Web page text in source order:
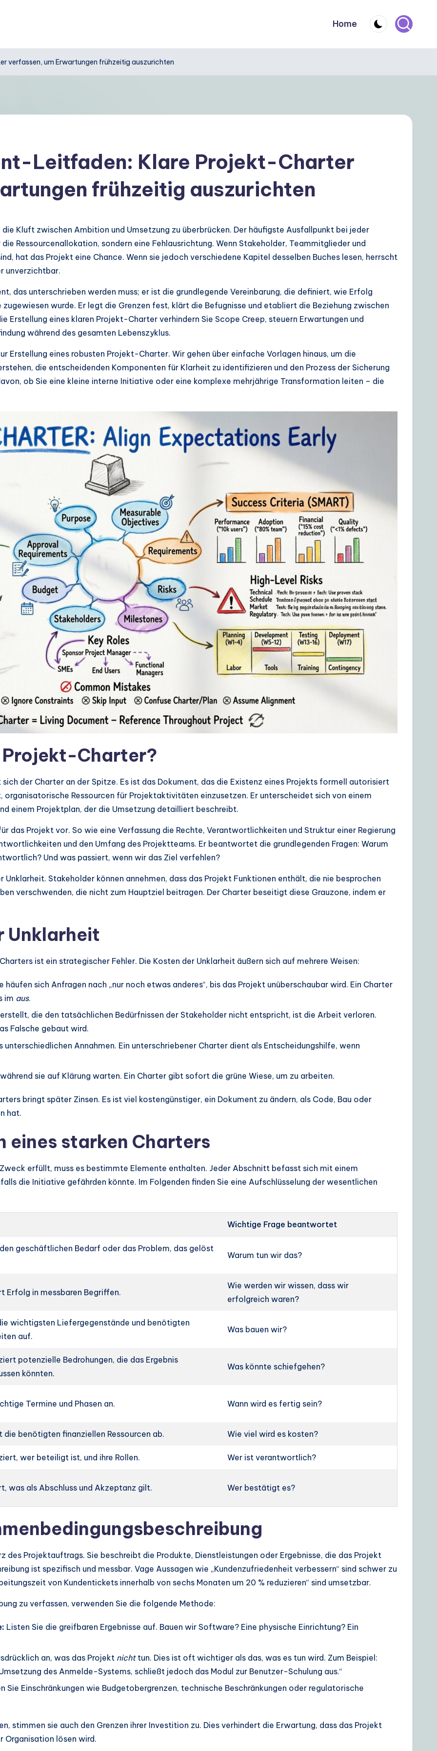
Home
verfassen, um Erwartungen frühzeitig auszurichten
Leitfaden: Klare Projekt-Charter
frühzeitig auszurichten
Kluft zwischen Ambition und Umsetzung zu überbrücken. Der häufigste Ausfallpunkt bei jeder
Ressourcenallokation, sondern eine Fehlausrichtung. Wenn Stakeholder, Teammitglieder und
hat das Projekt eine Chance. Wenn sie jedoch verschiedene Kapitel desselben Buches lesen, herrscht
unverzichtbar.
das unterschrieben werden muss; er ist die grundlegende Vereinbarung, die definiert, wie Erfolg
wurde. Er legt die Grenzen fest, klärt die Befugnisse und etabliert die Beziehung zwischen
Erstellung eines klaren Projekt-Charter verhindern Sie Scope Creep, steuern Erwartungen und
während des gesamten Lebenszyklus.
Erstellung eines robusten Projekt-Charter. Wir gehen über einfache Vorlagen hinaus, um die
die entscheidenden Komponenten für Klarheit zu identifizieren und den Prozess der Sicherung
ob Sie eine kleine interne Initiative oder eine komplexe mehrjährige Transformation leiten – die
Projekt-Charter?
der Charter an der Spitze. Es ist das Dokument, das die Existenz eines Projekts formell autorisiert
organisatorische Ressourcen für Projektaktivitäten einzusetzen. Er unterscheidet sich von einem
einem Projektplan, der die Umsetzung detailliert beschreibt.
das Projekt vor. So wie eine Verfassung die Rechte, Verantwortlichkeiten und Struktur einer Regierung
und den Umfang des Projektteams. Er beantwortet die grundlegenden Fragen: Warum
Und was passiert, wenn wir das Ziel verfehlen?
Stakeholder können annehmen, dass das Projekt Funktionen enthält, die nie besprochen
verschwenden, die nicht zum Hauptziel beitragen. Der Charter beseitigt diese Grauzone, indem er
Unklarheit
ist ein strategischer Fehler. Die Kosten der Unklarheit äußern sich auf mehrere Weisen:
häufen sich Anfragen nach „nur noch etwas anderes“, bis das Projekt unüberschaubar wird. Ein Charter
im aus.
die den tatsächlichen Bedürfnissen der Stakeholder nicht entspricht, ist die Arbeit verloren.
Falsche gebaut wird.
Annahmen. Ein unterschriebener Charter dient als Entscheidungshilfe, wenn
sie auf Klärung warten. Ein Charter gibt sofort die grüne Wiese, um zu arbeiten.
bringt später Zinsen. Es ist viel kostengünstiger, ein Dokument zu ändern, als Code, Bau oder
hat.
eines starken Charters
erfüllt, muss es bestimmte Elemente enthalten. Jeder Abschnitt befasst sich mit einem
die Initiative gefährden könnte. Im Folgenden finden Sie eine Aufschlüsselung der wesentlichen
Wichtige Frage beantwortet
geschäftlichen Bedarf oder das Problem, das gelöst
Warum tun wir das?
Erfolg in messbaren Begriffen.
Wie werden wir wissen, dass wir
erfolgreich waren?
wichtigsten Liefergegenstände und benötigten
auf.
Was bauen wir?
potenzielle Bedrohungen, die das Ergebnis
könnten.
Was könnte schiefgehen?
Termine und Phasen an. Wann wird es fertig sein?
die benötigten finanziellen Ressourcen ab. Wie viel wird es kosten?
wer beteiligt ist, und ihre Rollen. Wer ist verantwortlich?
was als Abschluss und Akzeptanz gilt. Wer bestätigt es?
des Projektauftrags. Sie beschreibt die Produkte, Dienstleistungen oder Ergebnisse, die das Projekt
ist spezifisch und messbar. Vage Aussagen wie „Kundenzufriedenheit verbessern“ sind schwer zu
von Kundentickets innerhalb von sechs Monaten um 20 % reduzieren“ sind umsetzbar.
zu verfassen, verwenden Sie die folgende Methode:
Listen Sie die greifbaren Ergebnisse auf. Bauen wir Software? Eine physische Einrichtung? Ein
an, was das Projekt nichttun. Dies ist oft wichtiger als das, was es tun wird. Zum Beispiel:
des Anmelde-Systems, schließt jedoch das Modul zur Benutzer-Schulung aus.“
Sie Einschränkungen wie Budgetobergrenzen, technische Beschränkungen oder regulatorische
stimmen sie auch den Grenzen ihrer Investition zu. Dies verhindert die Erwartung, dass das Projekt
Organisation lösen wird.